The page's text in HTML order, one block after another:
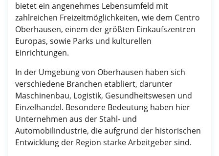
bietet ein angenehmes Lebensumfeld mit
zahlreichen Freizeitmöglichkeiten, wie dem Centro
Oberhausen, einem der größten Einkaufszentren
Europas, sowie Parks und kulturellen
Einrichtungen.
In der Umgebung von Oberhausen haben sich
verschiedene Branchen etabliert, darunter
Maschinenbau, Logistik, Gesundheitswesen und
Einzelhandel. Besondere Bedeutung haben hier
Unternehmen aus der Stahl- und
Automobilindustrie, die aufgrund der historischen
Entwicklung der Region starke Arbeitgeber sind.